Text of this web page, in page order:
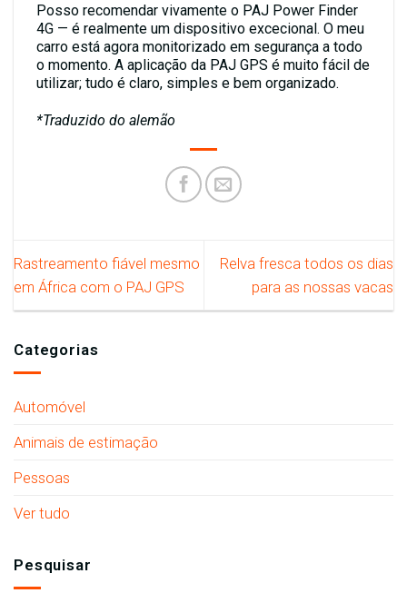
Posso recomendar vivamente o PAJ Power Finder
4G — é realmente um dispositivo excecional. O meu
carro está agora monitorizado em segurança a todo
o momento. A aplicação da PAJ GPS é muito fácil de
utilizar; tudo é claro, simples e bem organizado.
*Traduzido do alemão
Rastreamento fiável mesmo
em África com o PAJ GPS
Relva fresca todos os dias
para as nossas vacas
Categorias
Automóvel
Animais de estimação
Pessoas
Ver tudo
Pesquisar